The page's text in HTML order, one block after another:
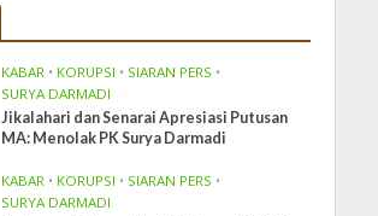
KABAR • KORUPSI • SIARAN PERS •
SURYA DARMADI
Jikalahari dan Senarai Apresiasi Putusan
MA: Menolak PK Surya Darmadi
KABAR • KORUPSI • SIARAN PERS •
SURYA DARMADI